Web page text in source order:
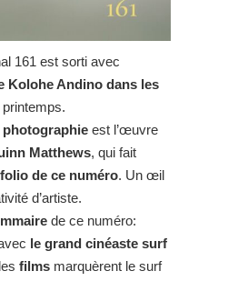
161 est sorti avec
Kolohe Andino dans les
photographie est l’œuvre
Matthews, qui fait
de ce numéro. Un œil
d’artiste.
de ce numéro:
le grand cinéaste surf
films marquèrent le surf